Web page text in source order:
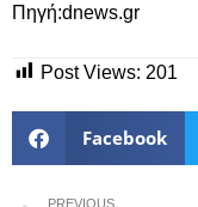
Πηγή:dnews.gr
Post Views: 201
Facebook
PREVIOUS